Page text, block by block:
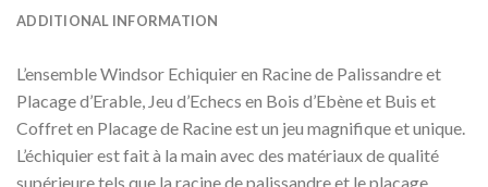
ADDITIONAL INFORMATION
L’ensemble Windsor Echiquier en Racine de Palissandre et
Placage d’Erable, Jeu d’Echecs en Bois d’Ebène et Buis et
Coffret en Placage de Racine est un jeu magnifique et unique.
L’échiquier est fait à la main avec des matériaux de qualité
supérieure tels que la racine de palissandre et le placage